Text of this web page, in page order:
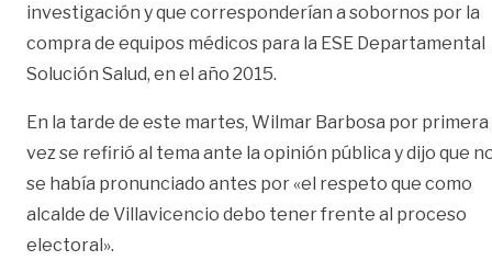
investigación y que corresponderían a sobornos por la
compra de equipos médicos para la ESE Departamental
Solución Salud, en el año 2015.
En la tarde de este martes, Wilmar Barbosa por primera
vez se refirió al tema ante la opinión pública y dijo que
se había pronunciado antes por «el respeto que como
alcalde de Villavicencio debo tener frente al proceso
electoral».